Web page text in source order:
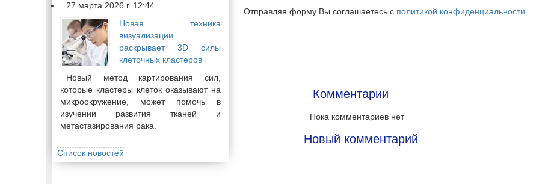
27 марта 2026 г. 12:44
Новая техника
визуализации
раскрывает 3D силы
клеточных кластеров
Новый метод картирования сил,
которые кластеры клеток оказывают на
микроокружение, может помочь в
изучении развития тканей и
метастазирования рака.
Список новостей
Отправляя форму Вы соглашаетесь с политикой конфиденциальности
Комментарии
Пока комментариев нет
Новый комментарий